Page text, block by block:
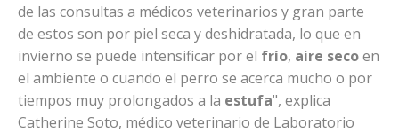
de las consultas a médicos veterinarios y gran parte
de estos son por piel seca y deshidratada, lo que en
invierno se puede intensificar por el frío, aire secoen
el ambiente o cuando el perro se acerca mucho o por
tiempos muy prolongados a la estufa", explica
Catherine Soto, médico veterinario de Laboratorio